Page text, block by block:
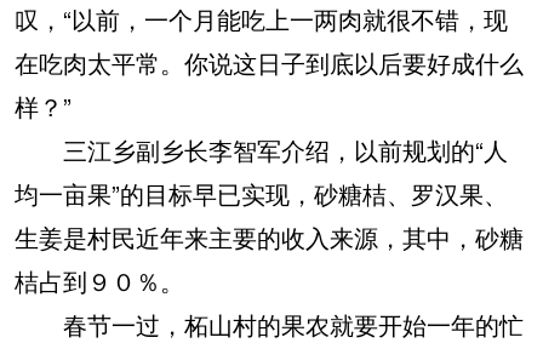
叹，“以前，一个月能吃上一两肉就很不错，现
在吃肉太平常。你说这日子到底以后要好成什么
样？”
三江乡副乡长李智军介绍，以前规划的“人
均一亩果”的目标早已实现，砂糖桔、罗汉果、
生姜是村民近年来主要的收入来源，其中，砂糖
桔占到９０％。
春节一过，柘山村的果农就要开始一年的忙